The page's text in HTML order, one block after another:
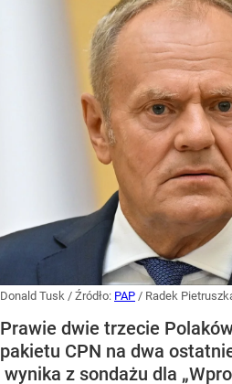
Donald Tusk / Źródło: PAP / Radek
Prawie dwie trzecie
pakietu CPN na dwa
wynika z sondażu dla